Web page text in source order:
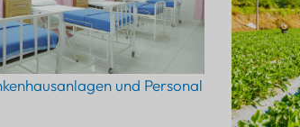
und Personal